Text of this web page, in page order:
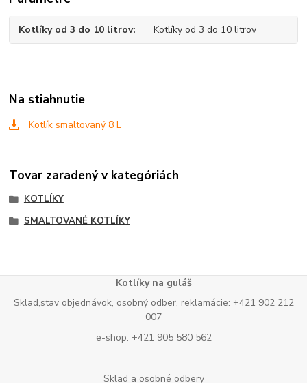
Kotlíky od 3 do 10 litrov Kotlíky od 3 do 10 litrov
Na stiahnutie
Kotlík smaltovaný 8 L
Tovar zaradený v kategóriách
KOTLÍKY
SMALTOVANÉ KOTLÍKY
Kotlíky na guláš
Sklad,stav objednávok, osobný odber, reklamácie: +421 902 212
007
e-shop: +421 905 580 562
Sklad a osobné odbery